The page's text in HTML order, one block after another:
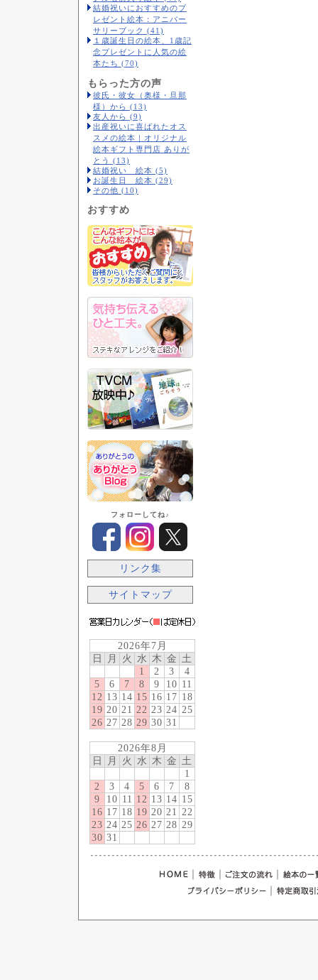
結婚祝いにおすすめのプ
レゼント絵本：アニバー
サリーブック (41)
１歳誕生日の絵本、1歳記
念プレゼントに人気の絵
本たち (70)
もらった方の声
彼氏・彼女（奥様・旦那
様）から (13)
友人から (9)
出産祝いに喜ばれたオス
スメの絵本｜オリジナル
絵本ギフト専門店 ありが
とう (13)
結婚祝い 絵本 (5)
お誕生日 絵本 (29)
その他 (10)
おすすめ
フォローしてね♪
リンク集
サイトマップ
2026年7月
日
月 火 水 木 金 土
1
2 3
4
5
6 7 8 9 10 11
12 13 14 15 16 17 18
19 20 21 22 23 24 25
26 27 28 29 30 31
2026年8月
日
月 火 水 木 金 土
1
2
3 4 5 6 7
8
9
10 11 12 13 14 15
16 17 18 19 20 21 22
23 24 25 26 27 28 29
30 31